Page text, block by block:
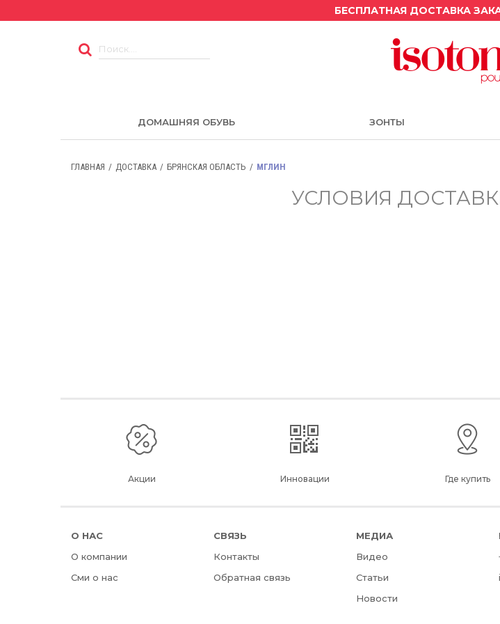
БЕСПЛАТНАЯ ДОСТАВКА
ДОМАШНЯЯ ОБУВЬ ЗОНТЫ
ГЛАВНАЯ ДОСТАВКА БРЯНСКАЯ ОБЛАСТЬ МГЛИН
УСЛОВИЯ
Акции Инновации Где купить
О НАС
О компании
Сми о нас
СВЯЗЬ
Контакты
Обратная связь
МЕДИА
Видео
Статьи
Новости